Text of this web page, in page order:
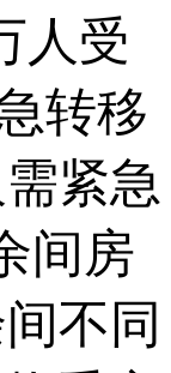
人受
转移
紧急
间房
不同